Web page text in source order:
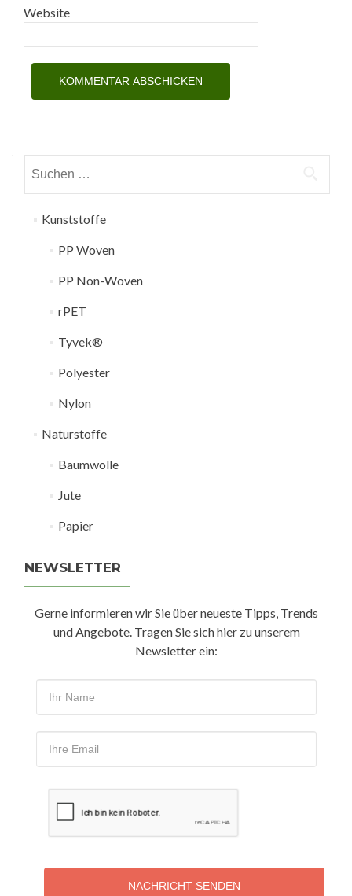
Website
nach:
Kunststoffe
PP Woven
PP Non-Woven
rPET
Tyvek®
Polyester
Nylon
Naturstoffe
Baumwolle
Jute
Papier
NEWSLETTER
Gerne informieren wir Sie über neueste Tipps, Trends
und Angebote. Tragen Sie sich hier zu unserem
Newsletter ein:
NACHRICHT SENDEN